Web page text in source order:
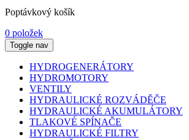
Poptávkový košík
0 položek
Toggle nav
HYDROGENERÁTORY
HYDROMOTORY
VENTILY
HYDRAULICKÉ ROZVÁDĚČE
HYDRAULICKÉ AKUMULÁTORY
TLAKOVÉ SPÍNAČE
HYDRAULICKÉ FILTRY